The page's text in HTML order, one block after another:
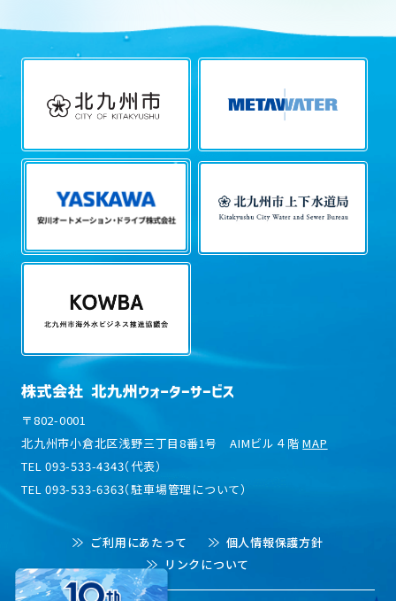
〒802-0001
北九州市小倉北区浅野三丁目8番1号 AIMビル４階MAP
TEL 093-533-4343（代表）
TEL 093-533-6363（駐車場管理について）
ご利用にあたって
個人情報保護方針
リンクについて